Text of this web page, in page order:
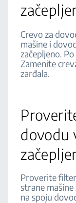
Crevo za
mašine i
začepljeno.
Zamenite
zarđala.
dovodu
Proverite
strane mašine
na spoju